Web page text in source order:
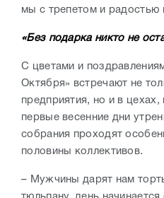
мы с трепетом и радостью
«Без подарка никто не
С цветами и
Октября» встречают не
предприятия, но и в цехах,
первые весенние дни
собрания проходят
половины коллективов.
– Мужчины дарят нам